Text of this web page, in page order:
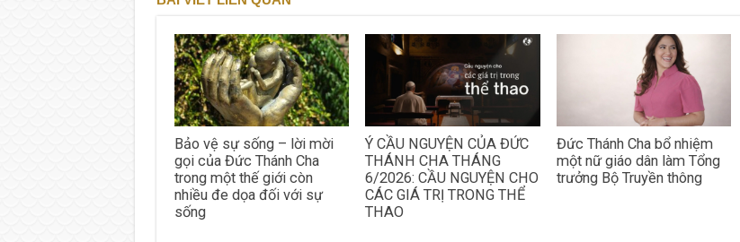
Bảo vệ sự sống – lời mời
gọi của Đức Thánh Cha
trong một thế giới còn
nhiều đe dọa đối với sự
sống
Ý CẦU NGUYỆN CỦA ĐỨC
THÁNH CHA THÁNG
6/2026: CẦU NGUYỆN CHO
CÁC GIÁ TRỊ TRONG THỂ
THAO
Đức Thánh Cha bổ nhiệm
một nữ giáo dân làm Tổng
trưởng Bộ Truyền thông